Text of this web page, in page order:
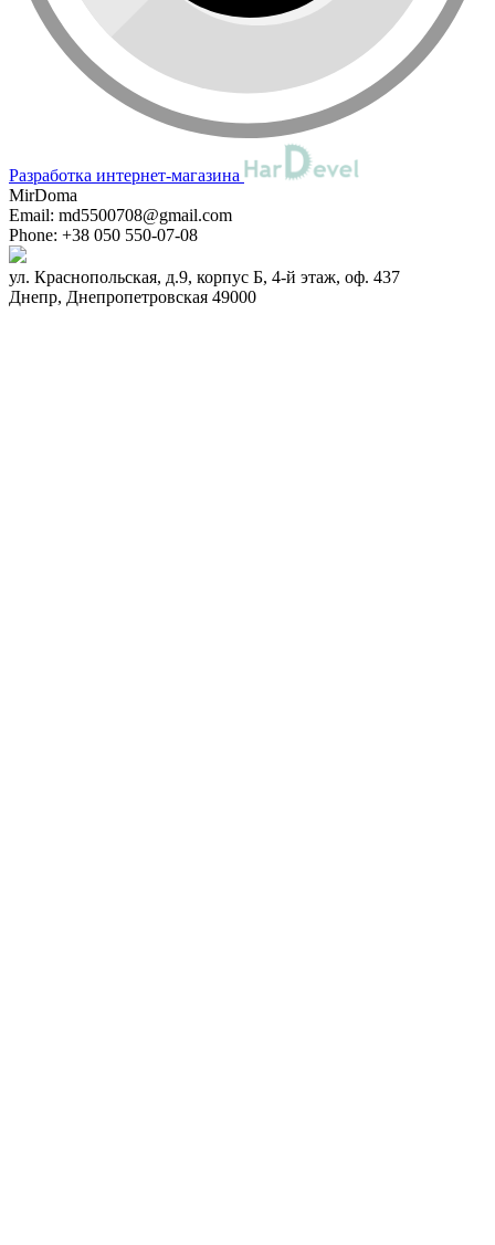
Разработка интернет-магазина
MirDoma
Email: md5500708@gmail.com
Phone: +38 050 550-07-08
ул. Краснопольская, д.9, корпус Б, 4-й этаж, оф. 437
Днепр, Днепропетровская 49000